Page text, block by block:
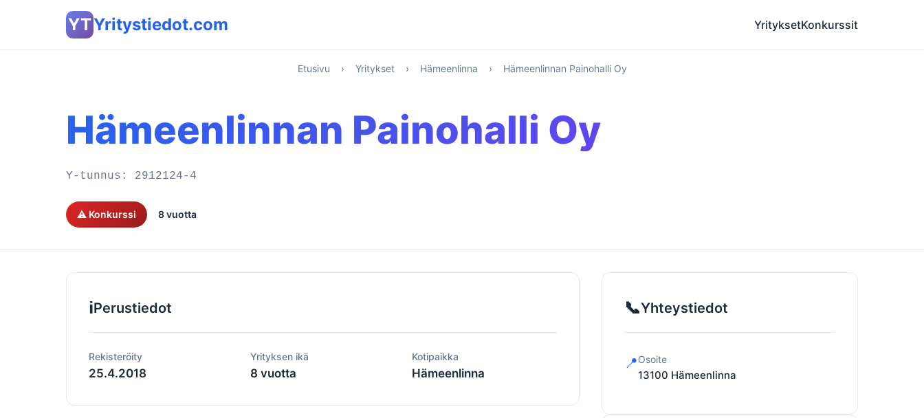
YTYritystiedot.com YrityksetKonkurssit
Etusivu › Yritykset › Hämeenlinna › Hämeenlinnan Painohalli Oy
Hämeenlinnan Painohalli Oy
Y-tunnus: 2912124-4
⚠️ Konkurssi 8 vuotta
ℹ️Perustiedot
Rekisteröity
25.4.2018
Yrityksen ikä
8 vuotta
Kotipaikka
Hämeenlinna
📞Yhteystiedot
📍Osoite
13100 Hämeenlinna